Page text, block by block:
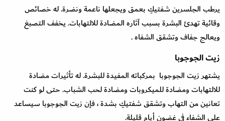
يرطب الجلسرين شفتيكِ بعمق ويجعلها ناعمة ونضرة. له خصائص
وقائية تهدئ البشرة بسبب آثاره المضادة للالتهابات. يخفف التصبغ
ويعالج جفاف وتشقق الشفاه .
زيت الجوجوبا
يشتهر زيت الجوجوبا بمركباته المفيدة للبشرة. له تأثيرات مضادة
للالتهابات ومضادة للميكروبات ومضادة لحب الشباب. حتى لو كنت
تعانين من التهاب وتشقق شفتيكِ بشدة ، فإن زيت الجوجوبا سيساعد
على الشفاء في غضون أيام قليلة.